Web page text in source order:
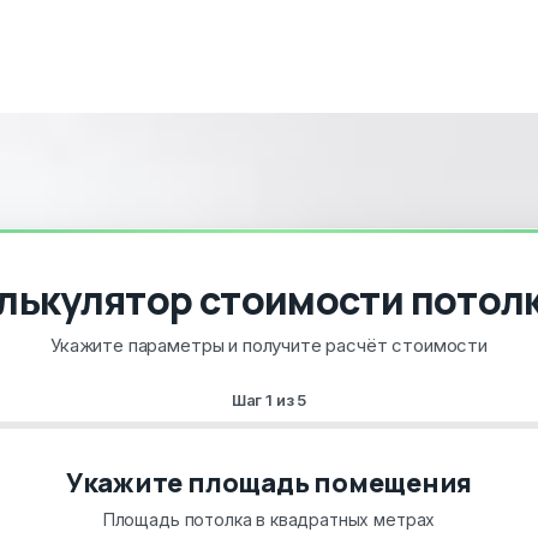
стоимости
Укажите параметры и получите расчёт стоимости
Шаг1 из5
Укажите площадь помещения
Площадь потолка в квадратных метрах